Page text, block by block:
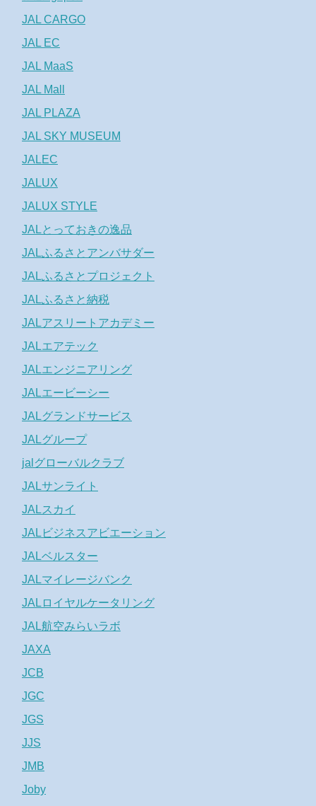
JAL CARGO
JAL EC
JAL MaaS
JAL Mall
JAL PLAZA
JAL SKY MUSEUM
JALEC
JALUX
JALUX STYLE
JALとっておきの逸品
JALふるさとアンバサダー
JALふるさとプロジェクト
JALふるさと納税
JALアスリートアカデミー
JALエアテック
JALエンジニアリング
JALエービーシー
JALグランドサービス
JALグループ
jalグローバルクラブ
JALサンライト
JALスカイ
JALビジネスアビエーション
JALベルスター
JALマイレージバンク
JALロイヤルケータリング
JAL航空みらいラボ
JAXA
JCB
JGC
JGS
JJS
JMB
Joby